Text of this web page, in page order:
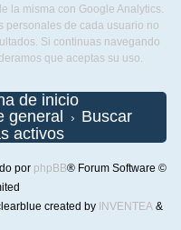
la misma con Google Analytics.
personales de cada usuario no
Si continuas navegando
que aceptas su uso.
de inicio
general
Buscar
activos
por phpBB® Forum Software ©
created by INVENTEA &